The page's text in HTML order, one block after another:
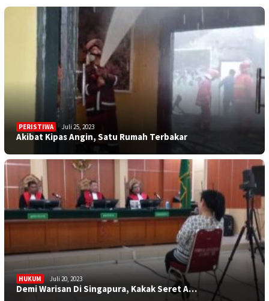
PERISTIWA Juli 25, 2023
Akibat Kipas Angin, Satu Rumah Terbakar
HUKUM Juli 20, 2023
Demi Warisan Di Singapura, Kakak Seret A…